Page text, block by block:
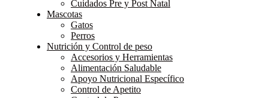
Cuidados Pre y Post Natal
Mascotas
Gatos
Perros
Nutrición y Control de peso
Accesorios y Herramientas
Alimentación Saludable
Apoyo Nutricional Específico
Control de Apetito